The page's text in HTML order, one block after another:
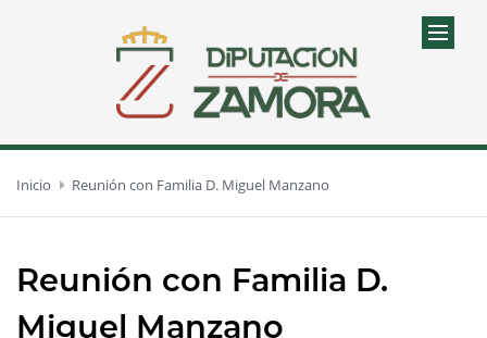
Inicio Reunión con Familia D. Miguel Manzano
Reunión con Familia D.
Miguel Manzano